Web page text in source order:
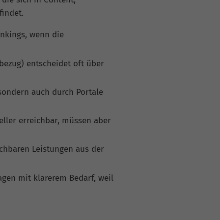
wenn die
entscheidet oft über
auch durch Portale
erreichbar, müssen aber
Leistungen aus der
mit klarerem Bedarf, weil